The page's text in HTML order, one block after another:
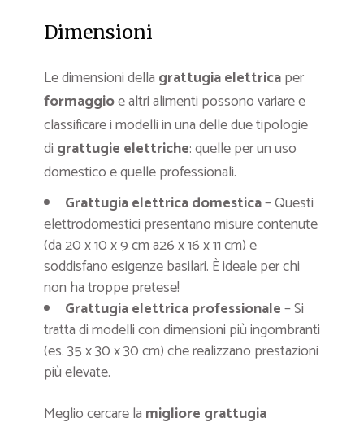
Dimensioni
Le dimensioni della grattugia elettricaper
formaggioe altri alimenti possono variare e
classificare i modelli in una delle due tipologie
di grattugie elettriche: quelle per un uso
domestico e quelle professionali.
Grattugia elettrica domestica– Questi
elettrodomestici presentano misure contenute
(da 20 x 10 x 9 cm a26 x 16 x 11 cm) e
soddisfano esigenze basilari. È ideale per chi
non ha troppe pretese!
Grattugia elettrica professionale– Si
tratta di modelli con dimensioni più ingombranti
(es. 35 x 30 x 30 cm) che realizzano prestazioni
più elevate.
Meglio cercare la migliore grattugia